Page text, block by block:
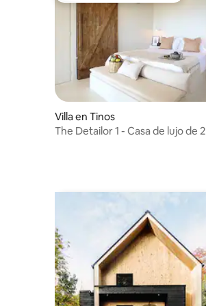
Villa en Tinos
The Detailor 1 - Casa de lujo de 2